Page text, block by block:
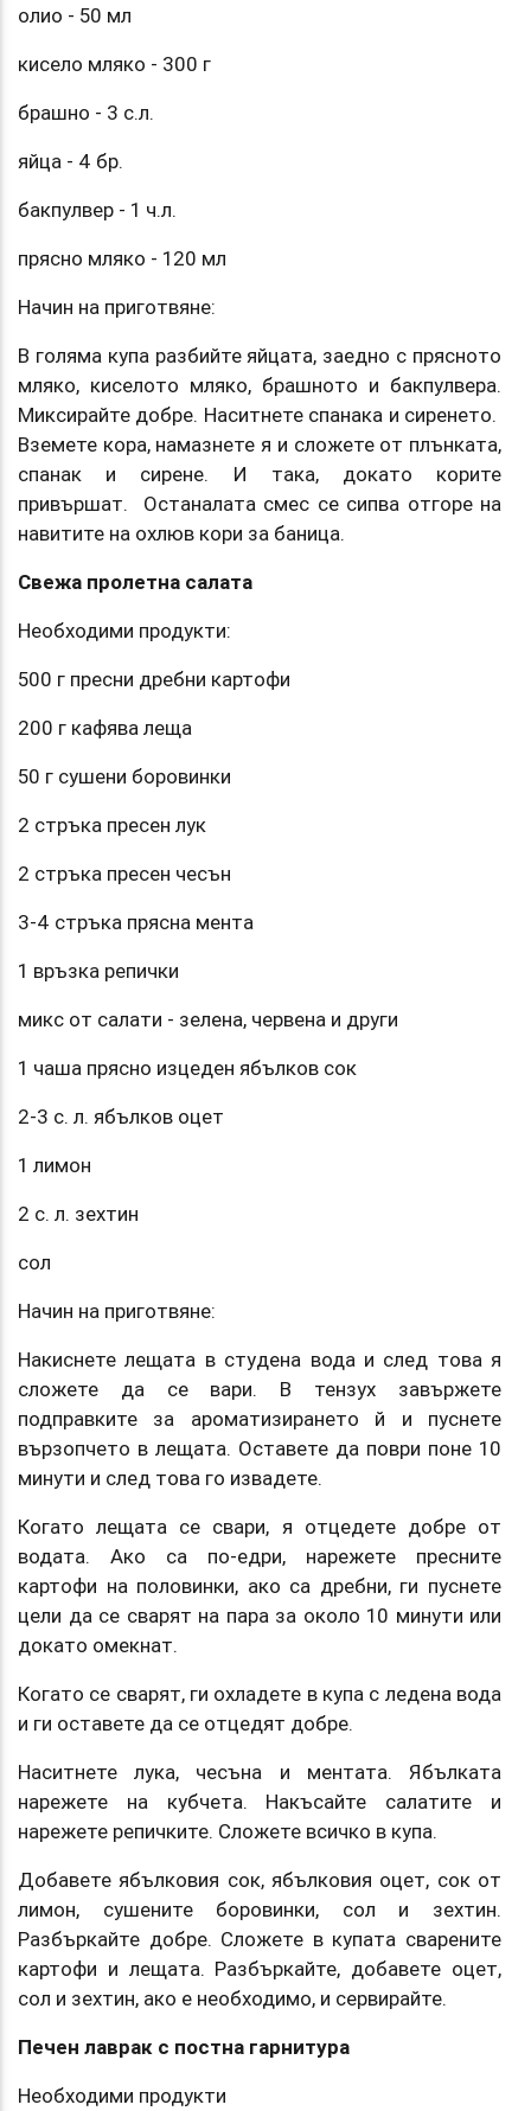
олио - 50 мл
кисело мляко - 300 г
брашно - 3 с.л.
яйца - 4 бр.
бакпулвер - 1 ч.л.
прясно мляко - 120 мл
Начин на приготвяне:
В голяма купа разбийте яйцата, заедно с прясното
мляко, киселото мляко, брашното и бакпулвера.
Миксирайте добре. Наситнете спанака и сиренето.
Вземете кора, намазнете я и сложете от плънката,
спанак и сирене. И така, докато корите
привършат. Останалата смес се сипва отгоре на
навитите на охлюв кори за баница.
Свежа пролетна салата
Необходими продукти:
500 г пресни дребни картофи
200 г кафява леща
50 г сушени боровинки
2 стръка пресен лук
2 стръка пресен чесън
3-4 стръка прясна мента
1 връзка репички
микс от салати - зелена, червена и други
1 чаша прясно изцеден ябълков сок
2-3 с. л. ябълков оцет
1 лимон
2 с. л. зехтин
сол
Начин на приготвяне:
Накиснете лещата в студена вода и след това я
сложете да се вари. В тензух завържете
подправките за ароматизирането й и пуснете
вързопчето в лещата. Оставете да поври поне 10
минути и след това го извадете.
Когато лещата се свари, я отцедете добре от
водата. Ако са по-едри, нарежете пресните
картофи на половинки, ако са дребни, ги пуснете
цели да се сварят на пара за около 10 минути или
докато омекнат.
Когато се сварят, ги охладете в купа с ледена вода
и ги оставете да се отцедят добре.
Наситнете лука, чесъна и ментата. Ябълката
нарежете на кубчета. Накъсайте салатите и
нарежете репичките. Сложете всичко в купа.
Добавете ябълковия сок, ябълковия оцет, сок от
лимон, сушените боровинки, сол и зехтин.
Разбъркайте добре. Сложете в купата сварените
картофи и лещата. Разбъркайте, добавете оцет,
сол и зехтин, ако е необходимо, и сервирайте.
Печен лаврак с постна гарнитура
Необходими продукти